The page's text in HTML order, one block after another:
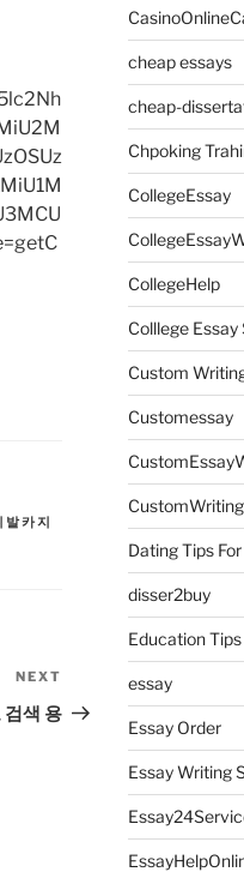
발카지
Post
NEXT
색 용
cheap essays
cheap-
Chpoking
CollegeEssay
CollegeHelp
Colllege Essay
Custom
Customessay
CustomWriting
Dating Tips
disser2buy
Education
essay
Essay Order
Essay Writing